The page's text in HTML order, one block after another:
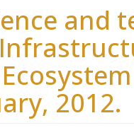
and
2012.